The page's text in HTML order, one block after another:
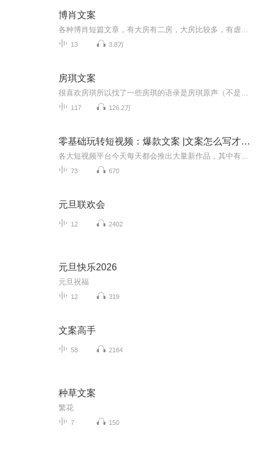
博肖文案
13 3.8万
房琪文案
117 126.2万
零基础玩转短视频：爆款文案 |文案怎么写才能爆？文案新手教程|静悄悄 演播
73 670
元旦联欢会
12 2402
元旦快乐2026
元旦祝福
12 319
文案高手
58 2164
种草文案
繁花
7 150